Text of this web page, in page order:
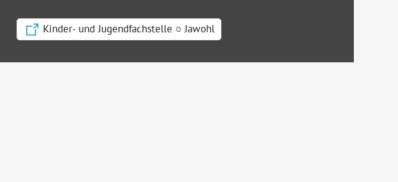
Kinder- und Jugendfachstelle ○ Jawohl